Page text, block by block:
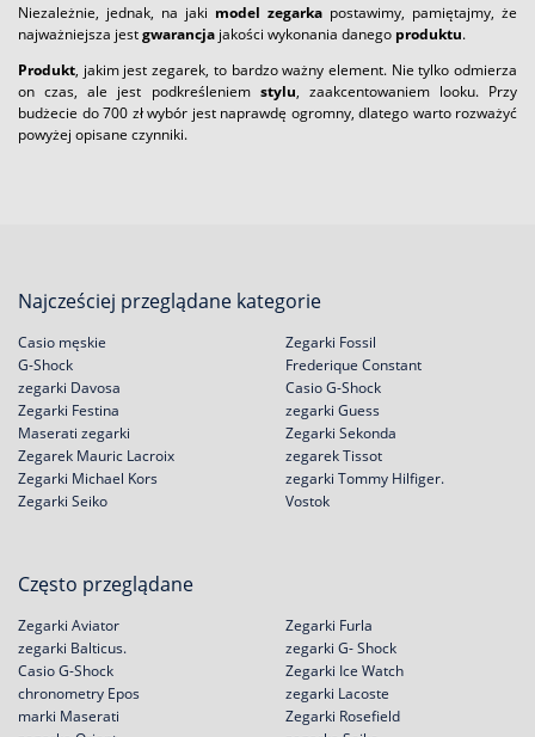
Niezależnie, jednak, na jaki model zegarka postawimy, pamiętajmy, że
najważniejsza jestgwarancja jakości wykonania danego produktu.
Produkt, jakim jest zegarek, to bardzo ważny element. Nie tylko odmierza
on czas, ale jest podkreśleniem stylu, zaakcentowaniem looku. Przy
budżecie do 700 zł wybór jest naprawdę ogromny, dlatego warto rozważyć
powyżej opisane czynniki.
Najcześciej przeglądane kategorie
Casio męskie
G-Shock
zegarki Davosa
Zegarki Festina
Zegarki Fossil
Frederique Constant
Casio G-Shock
zegarki Guess
Maserati zegarki
Zegarek Mauric Lacroix
Zegarki Michael Kors
Zegarki Seiko
Zegarki Sekonda
zegarek Tissot
zegarki Tommy Hilfiger.
Vostok
Często przeglądane
Zegarki Aviator
zegarki Balticus.
Casio G-Shock
chronometry Epos
Zegarki Furla
zegarki G- Shock
Zegarki Ice Watch
zegarki Lacoste
marki Maserati
Zegarki Rosefield